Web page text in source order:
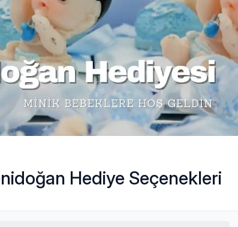
Hediye Seçenekleri